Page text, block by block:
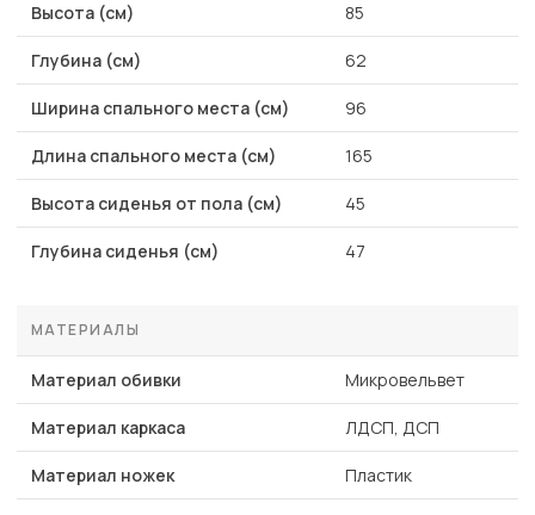
Высота (см) 85
Глубина (см) 62
Ширина спального места (см) 96
Длина спального места (см) 165
Высота сиденья от пола (см) 45
Глубина сиденья (см) 47
МАТЕРИАЛЫ
Материал обивки Микровельвет
Материал каркаса ЛДСП, ДСП
Материал ножек Пластик